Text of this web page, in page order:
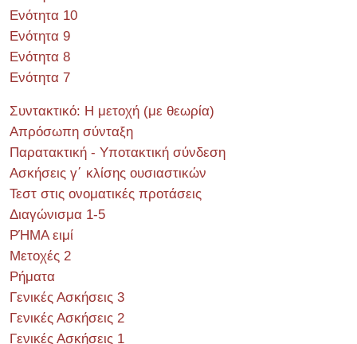
Ενότητα 10
Ενότητα 9
Ενότητα 8
Ενότητα 7
Συντακτικό: Η μετοχή (με θεωρία)
Απρόσωπη σύνταξη
Παρατακτική - Υποτακτική σύνδεση
Ασκήσεις γ΄ κλίσης ουσιαστικών
Τεστ στις ονοματικές προτάσεις
Διαγώνισμα 1-5
ΡΉΜΑ ειμί
Μετοχές 2
Ρήματα
Γενικές Ασκήσεις 3
Γενικές Ασκήσεις 2
Γενικές Ασκήσεις 1